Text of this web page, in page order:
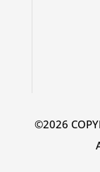
©2026